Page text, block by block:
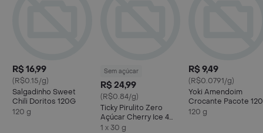
R$ 16,99
(R$0.15/g)
Salgadinho Sweet
Chili Doritos 120G
120 g
Sem açúcar
R$ 24,99
(R$0.84/g)
Ticky Pirulito Zero
Açúcar Cherry Ice 4
unidades
1 x 30 g
R$ 9,49
(R$0.0791/g)
Yoki Amendoim
Crocante Pacote
120 g